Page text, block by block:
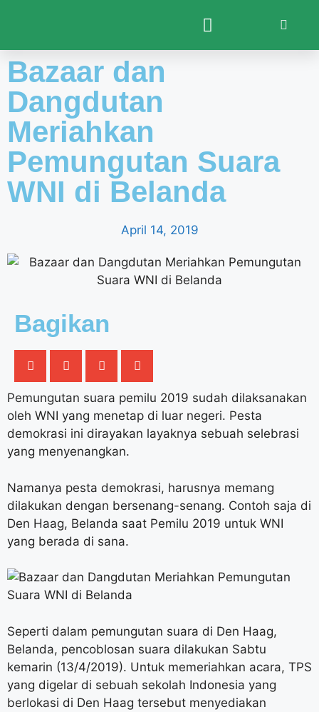
Bazaar dan
Dangdutan
Meriahkan
Pemungutan Suara
WNI di Belanda
April 14, 2019
Bagikan
Pemungutan suara pemilu 2019 sudah dilaksanakan
oleh WNI yang menetap di luar negeri. Pesta
demokrasi ini dirayakan layaknya sebuah selebrasi
yang menyenangkan.
Namanya pesta demokrasi, harusnya memang
dilakukan dengan bersenang-senang. Contoh saja di
Den Haag, Belanda saat Pemilu 2019 untuk WNI
yang berada di sana.
Seperti dalam pemungutan suara di Den Haag,
Belanda, pencoblosan suara dilakukan Sabtu
kemarin (13/4/2019). Untuk memeriahkan acara, TPS
yang digelar di sebuah sekolah Indonesia yang
berlokasi di Den Haag tersebut menyediakan